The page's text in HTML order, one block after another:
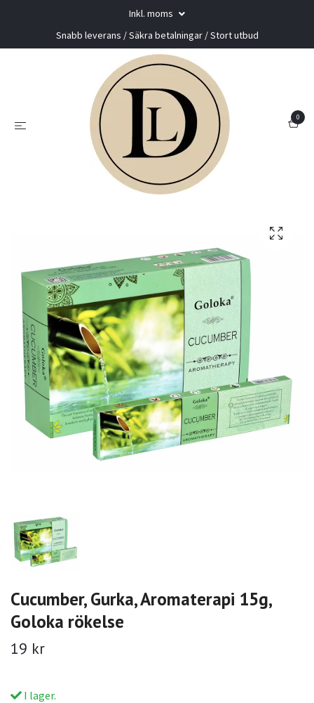
Inkl. moms
Snabb leverans / Säkra betalningar / Stort utbud
0
Cucumber, Gurka, Aromaterapi 15g,
Goloka rökelse
19 kr
I lager.